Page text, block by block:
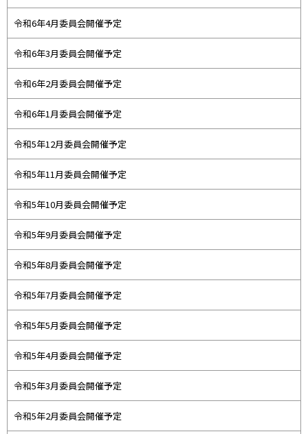
令和6年4月委員会開催予定
令和6年3月委員会開催予定
令和6年2月委員会開催予定
令和6年1月委員会開催予定
令和5年12月委員会開催予定
令和5年11月委員会開催予定
令和5年10月委員会開催予定
令和5年9月委員会開催予定
令和5年8月委員会開催予定
令和5年7月委員会開催予定
令和5年5月委員会開催予定
令和5年4月委員会開催予定
令和5年3月委員会開催予定
令和5年2月委員会開催予定